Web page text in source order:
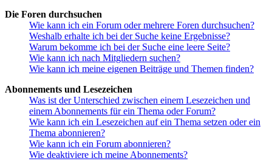
Die Foren durchsuchen
Wie kann ich ein Forum oder mehrere Foren durchsuchen?
Weshalb erhalte ich bei der Suche keine Ergebnisse?
Warum bekomme ich bei der Suche eine leere Seite?
Wie kann ich nach Mitgliedern suchen?
Wie kann ich meine eigenen Beiträge und Themen finden?
Abonnements und Lesezeichen
Was ist der Unterschied zwischen einem Lesezeichen und
einem Abonnements für ein Thema oder Forum?
Wie kann ich ein Lesezeichen auf ein Thema setzen oder ein
Thema abonnieren?
Wie kann ich ein Forum abonnieren?
Wie deaktiviere ich meine Abonnements?